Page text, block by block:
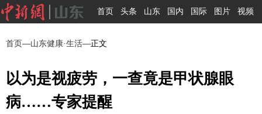
首页 头条 山东 国内 国际 图片 视频
首页—山东健康·生活—正文
以为是视疲劳，一查竟是甲状腺眼
病……专家提醒